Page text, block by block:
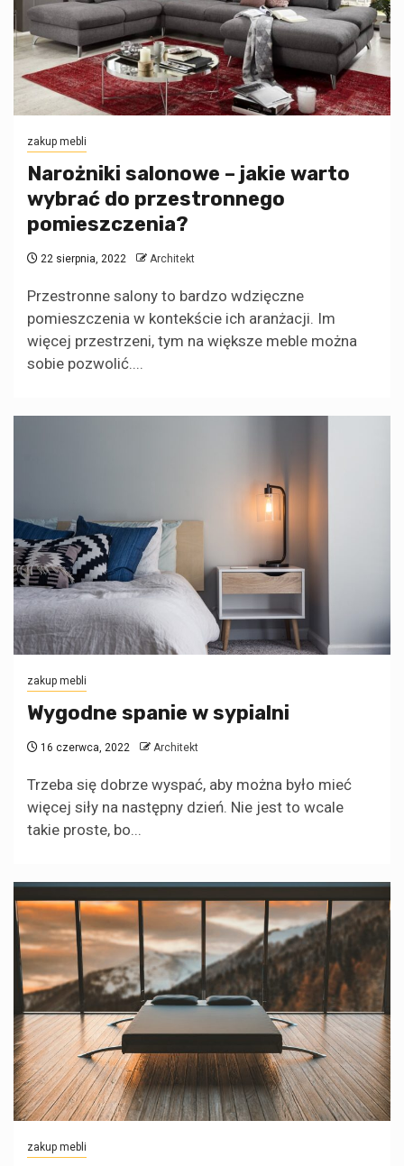
zakup mebli
Narożniki salonowe – jakie warto
wybrać do przestronnego
pomieszczenia?
22 sierpnia, 2022 Architekt
Przestronne salony to bardzo wdzięczne
pomieszczenia w kontekście ich aranżacji. Im
więcej przestrzeni, tym na większe meble można
sobie pozwolić....
zakup mebli
Wygodne spanie w sypialni
16 czerwca, 2022 Architekt
Trzeba się dobrze wyspać, aby można było mieć
więcej siły na następny dzień. Nie jest to wcale
takie proste, bo...
zakup mebli